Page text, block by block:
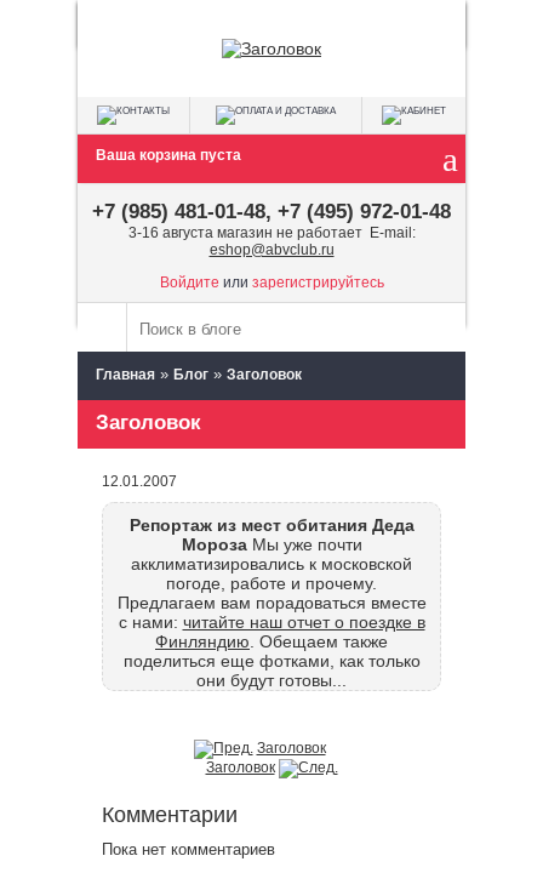
Ваша корзина пуста
+7 (985) 481-01-48, +7 (495) 972-01-48
3-16 августа магазин не работает E-mail:
eshop@abvclub.ru
Войдите или зарегистрируйтесь
Главная » Блог » Заголовок
Заголовок
12.01.2007
Репортаж из мест обитания Деда
Мороза Мы уже почти
акклиматизировались к московской
погоде, работе и прочему.
Предлагаем вам порадоваться вместе
с нами: читайте наш отчет о поездке в
Финляндию . Обещаем также
поделиться еще фотками, как только
они будут готовы...
Заголовок
Заголовок
Комментарии
Пока нет комментариев